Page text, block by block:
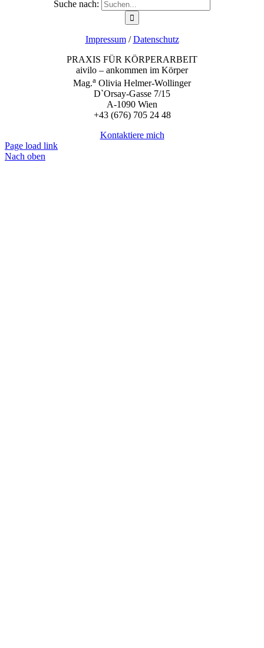
Suche nach:
Impressum/Datenschutz
PRAXIS FÜR KÖRPERARBEIT
aivilo – ankommen im Körper
Mag.a Olivia Helmer-Wollinger
D`Orsay-Gasse 7/15
A-1090 Wien
+43 (676) 705 24 48
Kontaktiere mich
Page load link
Nach oben